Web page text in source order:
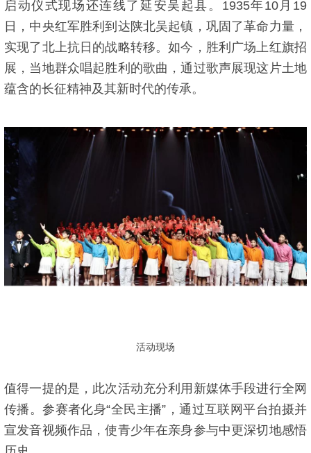
启动仪式现场还连线了延安吴起县。1935年10月19
日，中央红军胜利到达陕北吴起镇，巩固了革命力量，
实现了北上抗日的战略转移。如今，胜利广场上红旗招
展，当地群众唱起胜利的歌曲，通过歌声展现这片土地
蕴含的长征精神及其新时代的传承。
活动现场
值得一提的是，此次活动充分利用新媒体手段进行全网
传播。参赛者化身“全民主播”，通过互联网平台拍摄并
宣发音视频作品，使青少年在亲身参与中更深切地感悟